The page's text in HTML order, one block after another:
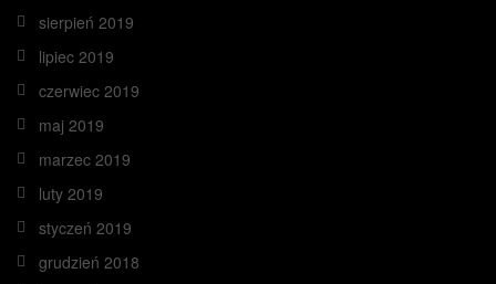
sierpień 2019
lipiec 2019
czerwiec 2019
maj 2019
marzec 2019
luty 2019
styczeń 2019
grudzień 2018